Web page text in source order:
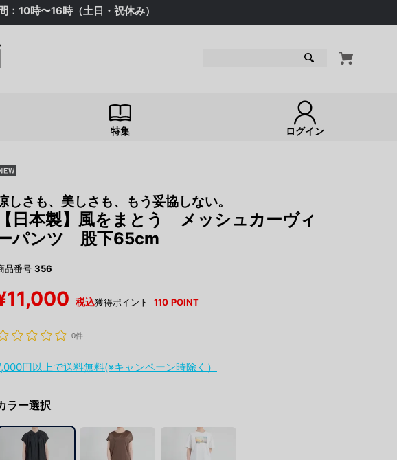
：10時〜16時（土日・祝休み）
特集 ログイン
しさも、美しさも、もう妥協しない。
【日本製】風をまとう メッシュカーヴィ
パンツ 股下65cm
品番号 356
11,000 税込獲得ポイント 110 POINT
0件
円以上で送料無料(※キャンペーン時除く）
ラー選択